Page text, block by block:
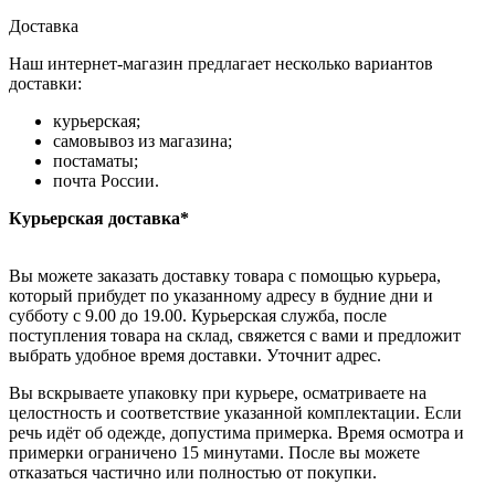
Доставка
Наш интернет-магазин предлагает несколько вариантов
доставки:
курьерская;
самовывоз из магазина;
постаматы;
почта России.
Курьерская доставка*
Вы можете заказать доставку товара с помощью курьера,
который прибудет по указанному адресу в будние дни и
субботу с 9.00 до 19.00. Курьерская служба, после
поступления товара на склад, свяжется с вами и предложит
выбрать удобное время доставки. Уточнит адрес.
Вы вскрываете упаковку при курьере, осматриваете на
целостность и соответствие указанной комплектации. Если
речь идёт об одежде, допустима примерка. Время осмотра и
примерки ограничено 15 минутами. После вы можете
отказаться частично или полностью от покупки.